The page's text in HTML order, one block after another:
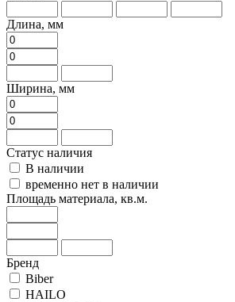
Длина, мм
Ширина, мм
Статус наличия
В наличии
временно нет в наличии
Площадь материала, кв.м.
Бренд
Biber
HAILO